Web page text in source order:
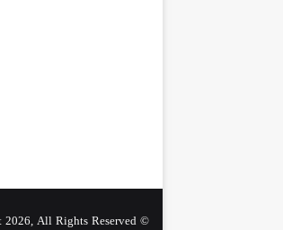
© Copyright 2026, All Rights Reserved |